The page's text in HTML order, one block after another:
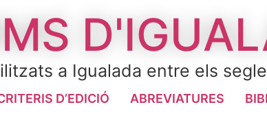
a Igualada entre els
D’EDICIÓ ABREVIATURES